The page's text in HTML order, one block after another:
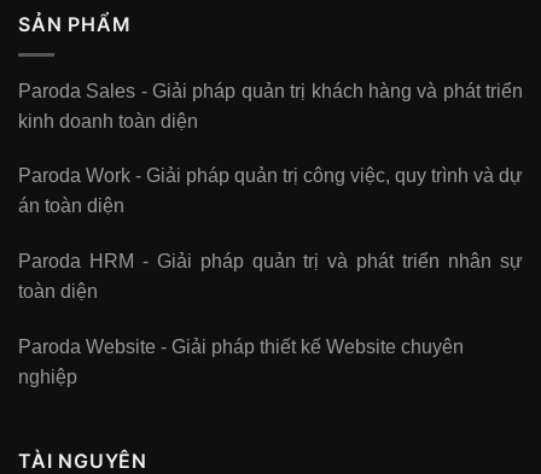
SẢN PHẨM
Paroda Sales - Giải pháp quản trị khách hàng và phát triển
kinh doanh toàn diện
Paroda Work - Giải pháp quản trị công việc, quy trình và dự
án toàn diện
Paroda HRM - Giải pháp quản trị và phát triển nhân sự
toàn diện
Paroda Website - Giải pháp thiết kế Website chuyên
nghiệp
TÀI NGUYÊN